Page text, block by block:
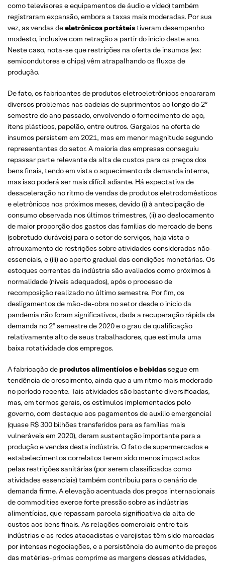
como televisores e equipamentos de áudio e vídeo) também
registraram expansão, embora a taxas mais moderadas. Por sua
vez, as vendas deeletrônicos portáteistiveram desempenho
modesto, inclusive com retração a partir do início deste ano.
Neste caso, nota-se que restrições na oferta de insumos (ex:
semicondutores e chips) vêm atrapalhando os fluxos de
produção.
De fato, os fabricantes de produtos eletroeletrônicos encararam
diversos problemas nas cadeias de suprimentos ao longo do 2º
semestre do ano passado, envolvendo o fornecimento de aço,
itens plásticos, papelão, entre outros. Gargalos na oferta de
insumos persistem em 2021, mas em menor magnitude segundo
representantes do setor. A maioria das empresas conseguiu
repassar parte relevante da alta de custos para os preços dos
bens finais, tendo em vista o aquecimento da demanda interna,
mas isso poderá ser mais difícil adiante. Há expectativa de
desaceleração no ritmo de vendas de produtos eletrodomésticos
e eletrônicos nos próximos meses, devido (i) à antecipação de
consumo observada nos últimos trimestres, (ii) ao deslocamento
de maior proporção dos gastos das famílias do mercado de bens
(sobretudo duráveis) para o setor de serviços, haja vista o
afrouxamento de restrições sobre atividades consideradas não-
essenciais, e (iii) ao aperto gradual das condições monetárias. Os
estoques correntes da indústria são avaliados como próximos à
normalidade (níveis adequados), após o processo de
recomposição realizado no último semestre. Por fim, os
desligamentos de mão-de-obra no setor desde o início da
pandemia não foram significativos, dada a recuperação rápida da
demanda no 2º semestre de 2020 e o grau de qualificação
relativamente alto de seus trabalhadores, que estimula uma
baixa rotatividade dos empregos.
A fabricação deprodutos alimentícios e bebidassegue em
tendência de crescimento, ainda que a um ritmo mais moderado
no período recente. Tais atividades são bastante diversificadas,
mas, em termos gerais, os estímulos implementados pelo
governo, com destaque aos pagamentos de auxílio emergencial
(quase R$ 300 bilhões transferidos para as famílias mais
vulneráveis em 2020), deram sustentação importante para a
produção e vendas desta indústria. O fato de supermercados e
estabelecimentos correlatos terem sido menos impactados
pelas restrições sanitárias (por serem classificados como
atividades essenciais) também contribuiu para o cenário de
demanda firme. A elevação acentuada dos preços internacionais
de commodities exerce forte pressão sobre as indústrias
alimentícias, que repassam parcela significativa da alta de
custos aos bens finais. As relações comerciais entre tais
indústrias e as redes atacadistas e varejistas têm sido marcadas
por intensas negociações, e a persistência do aumento de preços
das matérias-primas comprime as margens dessas atividades,